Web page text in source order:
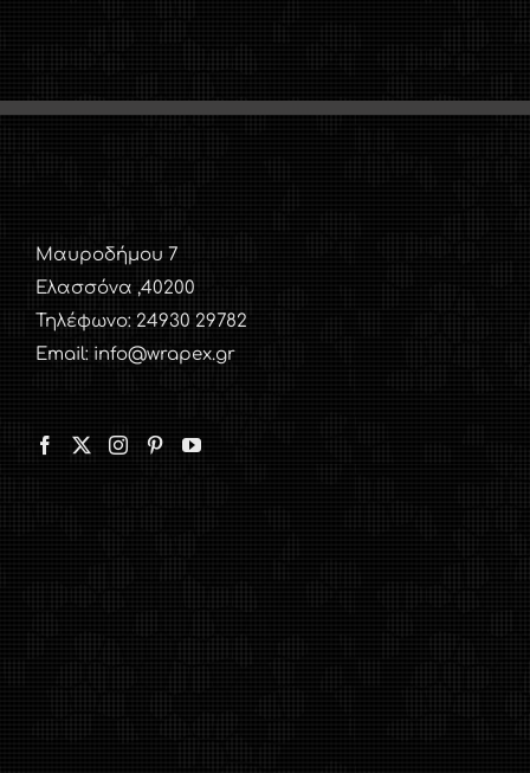
Μαυροδήμου 7
Ελασσόνα ,40200
Τηλέφωνο: 24930 29782
Email: info@wrapex.gr